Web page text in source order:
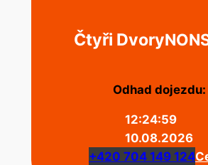
Čtyři Dvory
Odhad dojezdu:
12:24:59
10.08.2026
+420 704 149 124